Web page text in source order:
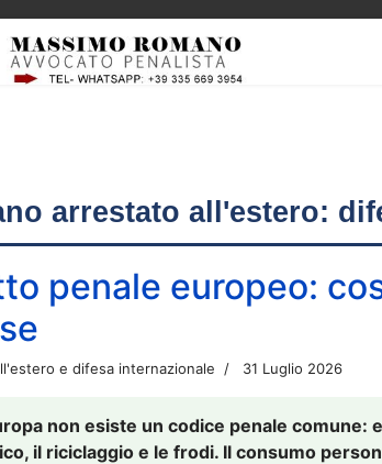
arrestato all'estero:
penale europeo:
e difesa internazionale 31 Luglio 2026
non esiste un codice penale comune:
il riciclaggio e le frodi. Il consumo